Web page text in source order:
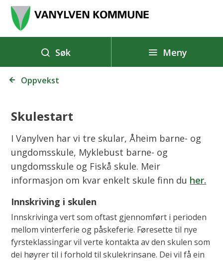
n
y
l
o
m
m
u
Søk Meny
Du Oppvekst
Skulestart
I Vanylven har vi tre skular, Åheim barne- og
ungdomsskule, Myklebust barne- og
ungdomsskule og Fiskå skule. Meir
informasjon om kvar enkelt skule finn du her.
Innskriving i skulen
Innskrivinga vert som oftast gjennomført i perioden
mellom vinterferie og påskeferie. Føresette til nye
fyrsteklassingar vil verte kontakta av den skulen som
dei høyrer til i forhold til skulekrinsane. Dei vil få ein